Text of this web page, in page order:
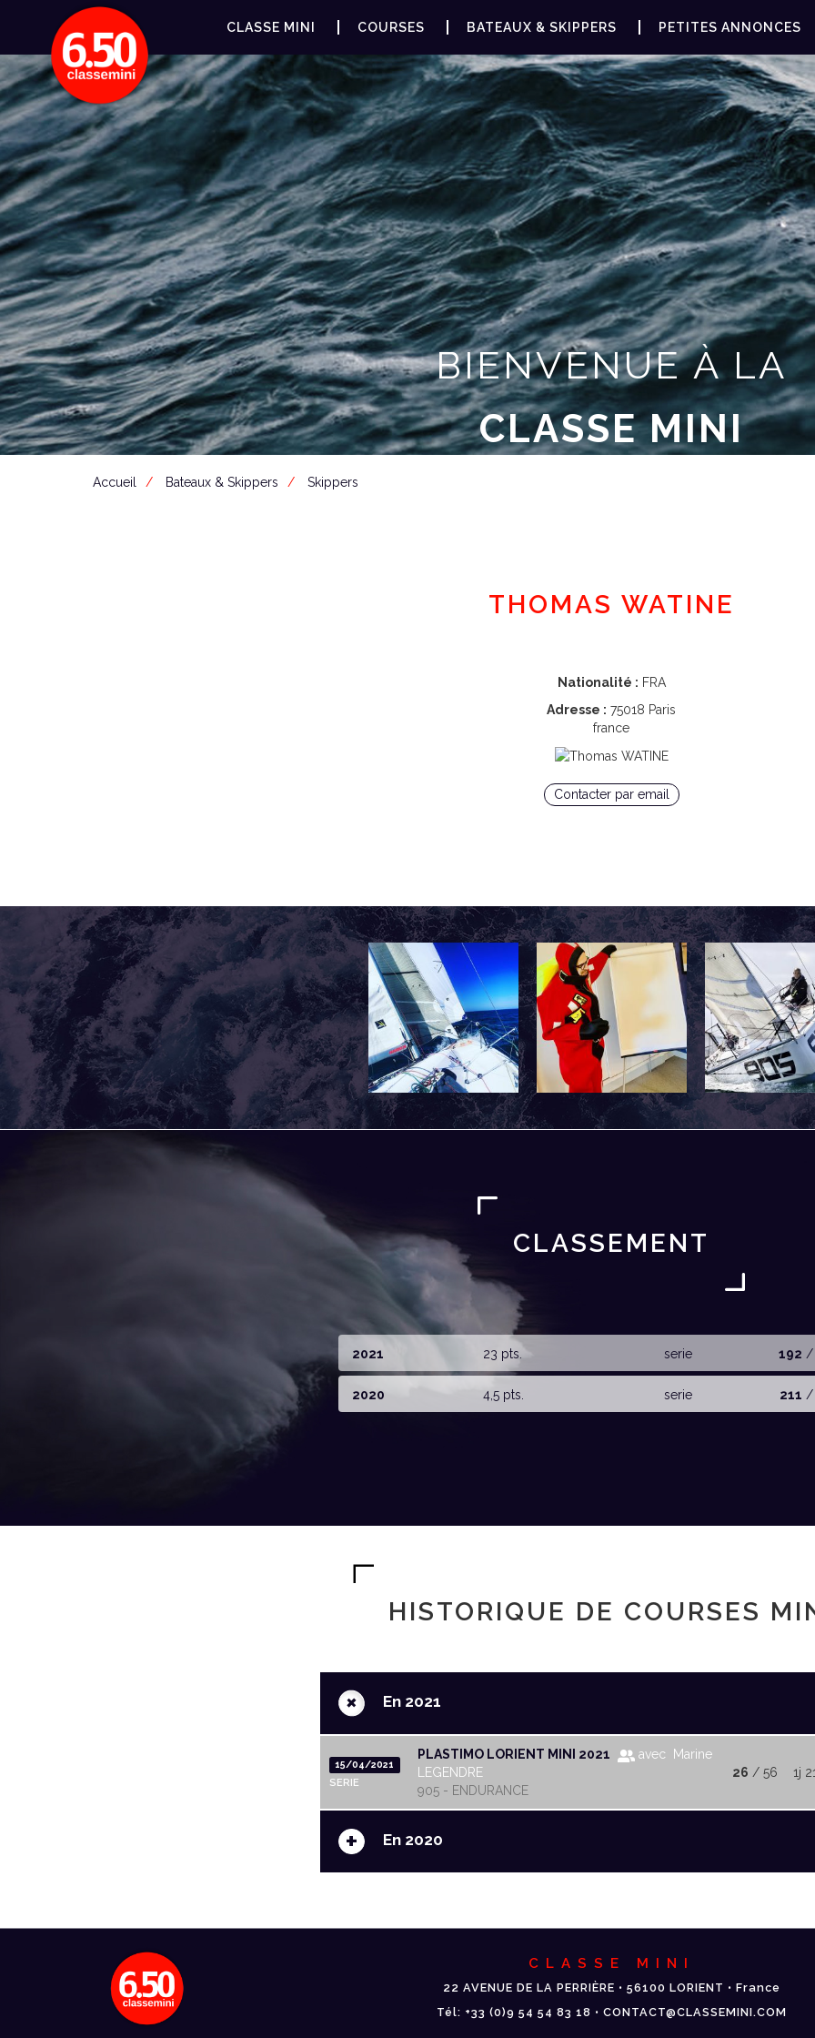
CLASSE MINI COURSES BATEAUX & SKIPPERS PETITES ANNONCES
BIENVENUE À LA
CLASSE MINI
Accueil Bateaux & Skippers Skippers
THOMAS WATINE
Nationalité : FRA
Adresse : 75018 Paris
france
Contacter par email
CLASSEMENT
2021 23 pts. serie 192 /
2020 4,5 pts. serie 211 /
HISTORIQUE DE COURSES
+ En 2021
15/04/2021
SERIE
PLASTIMO LORIENT MINI 2021
avec Marine
LEGENDRE
905 - ENDURANCE
26 / 56 1j
+ En 2020
CLASSE MINI
22 AVENUE DE LA PERRIÈRE • 56100 LORIENT • France
Tél: +33 (0)9 54 54 83 18 • CONTACT@CLASSEMINI.COM